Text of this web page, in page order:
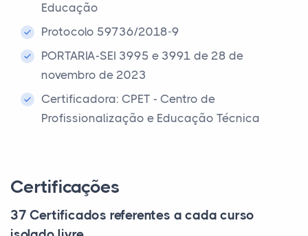
Educação
Protocolo 59736/2018-9
PORTARIA-SEI 3995 e 3991 de 28 de
novembro de 2023
Certificadora: CPET - Centro de
Profissionalização e Educação Técnica
Certificações
37 Certificados referentes a cada curso